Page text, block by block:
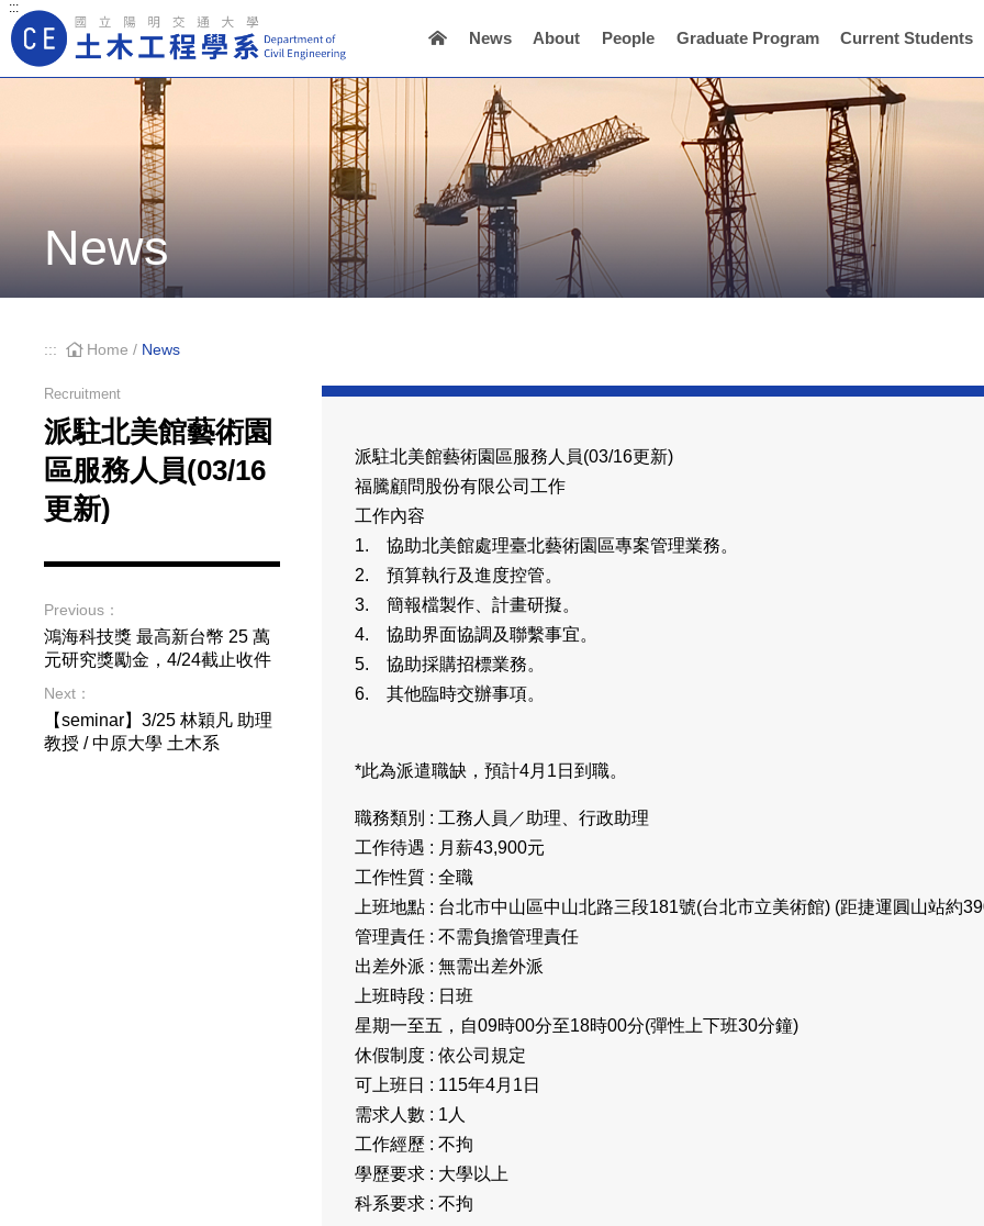
:::
Main Navigation News About People Graduate Program Current Students
News
::: Home/ News
Recruitment
派駐北美館藝術園
區服務人員(03/16
更新)
Previous：
鴻海科技獎 最高新台幣 25 萬
元研究獎勵金，4/24截止收件
Next：
【seminar】3/25 林穎凡 助理
教授 / 中原大學 土木系
派駐北美館藝術園區服務人員(03/16更新)
福騰顧問股份有限公司工作
工作內容
1. 協助北美館處理臺北藝術園區專案管理業務。
2. 預算執行及進度控管。
3. 簡報檔製作、計畫研擬。
4. 協助界面協調及聯繫事宜。
5. 協助採購招標業務。
6. 其他臨時交辦事項。
*此為派遣職缺，預計4月1日到職。
職務類別 : 工務人員／助理、行政助理
工作待遇 : 月薪43,900元
工作性質 : 全職
上班地點 : 台北市中山區中山北路三段181號(台北市立美術館) (距捷運圓山站約
管理責任 : 不需負擔管理責任
出差外派 : 無需出差外派
上班時段 : 日班
星期一至五，自09時00分至18時00分(彈性上下班30分鐘)
休假制度 : 依公司規定
可上班日 : 115年4月1日
需求人數 : 1人
工作經歷 : 不拘
學歷要求 : 大學以上
科系要求 : 不拘